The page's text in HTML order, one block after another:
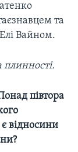
та
Вайном.
плинності.
півтора
відносини